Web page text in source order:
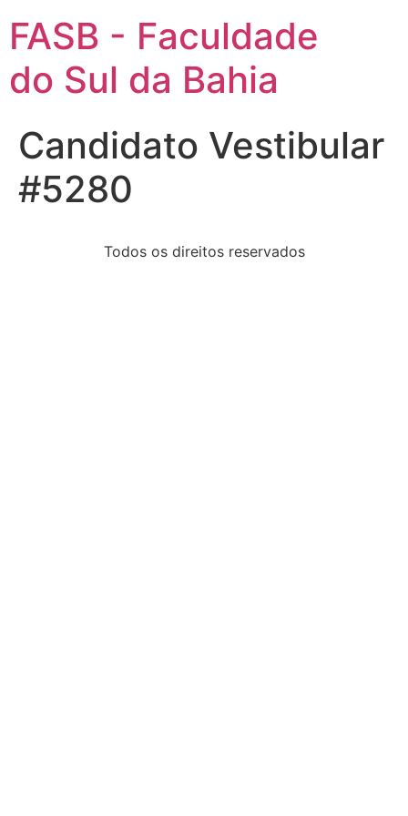
FASB - Faculdade
do Sul da Bahia
Candidato Vestibular
#5280
Todos os direitos reservados